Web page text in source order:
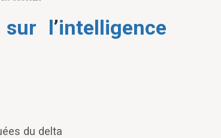
sur l’intelligence
du delta